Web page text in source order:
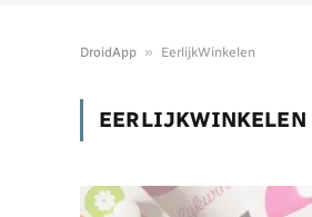
DroidApp » EerlijkWinkelen
EERLIJKWINKELEN